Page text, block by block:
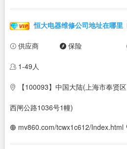
恒大电器维修公司地址在哪里
供应商 保险
1-49人
【100093】中国大陆(上海市奉贤区
西闸公路1036号1幢)
mv860.com/tcwx1c612/Index.html